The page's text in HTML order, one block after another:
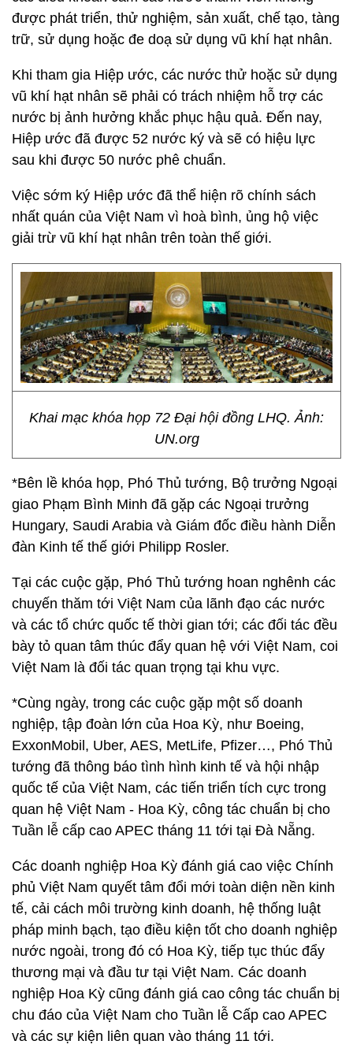
được phát triển, thử nghiệm, sản xuất, chế tạo, tàng
trữ, sử dụng hoặc đe doạ sử dụng vũ khí hạt nhân.
Khi tham gia Hiệp ước, các nước thử hoặc sử dụng
vũ khí hạt nhân sẽ phải có trách nhiệm hỗ trợ các
nước bị ảnh hưởng khắc phục hậu quả. Đến nay,
Hiệp ước đã được 52 nước ký và sẽ có hiệu lực
sau khi được 50 nước phê chuẩn.
Việc sớm ký Hiệp ước đã thể hiện rõ chính sách
nhất quán của Việt Nam vì hoà bình, ủng hộ việc
giải trừ vũ khí hạt nhân trên toàn thế giới.
Khai mạc khóa họp 72 Đại hội đồng LHQ. Ảnh:
UN.org
*Bên lề khóa họp, Phó Thủ tướng, Bộ trưởng Ngoại
giao Phạm Bình Minh đã gặp các Ngoại trưởng
Hungary, Saudi Arabia và Giám đốc điều hành Diễn
đàn Kinh tế thế giới Philipp Rosler.
Tại các cuộc gặp, Phó Thủ tướng hoan nghênh các
chuyến thăm tới Việt Nam của lãnh đạo các nước
và các tổ chức quốc tế thời gian tới; các đối tác đều
bày tỏ quan tâm thúc đẩy quan hệ với Việt Nam, coi
Việt Nam là đối tác quan trọng tại khu vực.
*Cùng ngày, trong các cuộc gặp một số doanh
nghiệp, tập đoàn lớn của Hoa Kỳ, như Boeing,
ExxonMobil, Uber, AES, MetLife, Pfizer…, Phó Thủ
tướng đã thông báo tình hình kinh tế và hội nhập
quốc tế của Việt Nam, các tiến triển tích cực trong
quan hệ Việt Nam - Hoa Kỳ, công tác chuẩn bị cho
Tuần lễ cấp cao APEC tháng 11 tới tại Đà Nẵng.
Các doanh nghiệp Hoa Kỳ đánh giá cao việc Chính
phủ Việt Nam quyết tâm đổi mới toàn diện nền kinh
tế, cải cách môi trường kinh doanh, hệ thống luật
pháp minh bạch, tạo điều kiện tốt cho doanh nghiệp
nước ngoài, trong đó có Hoa Kỳ, tiếp tục thúc đẩy
thương mại và đầu tư tại Việt Nam. Các doanh
nghiệp Hoa Kỳ cũng đánh giá cao công tác chuẩn bị
chu đáo của Việt Nam cho Tuần lễ Cấp cao APEC
và các sự kiện liên quan vào tháng 11 tới.